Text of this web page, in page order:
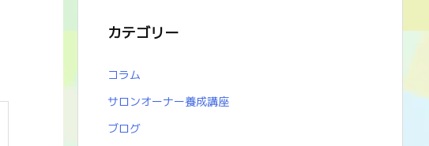
カテゴリー
コラム
サロンオーナー養成講座
ブログ